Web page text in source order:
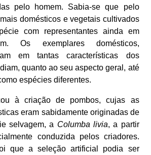
pelo homem. Sabia-se que pelo
domésticos e vegetais cultivados
com representantes ainda em
Os exemplares domésticos,
em tantas características dos
quanto ao seu aspecto geral, até
espécies diferentes.
à criação de pombos, cujas as
eram sabidamente originadas de
selvagem, a Columba livia, a partir
conduzida pelos criadores.
que a seleção artificial podia ser